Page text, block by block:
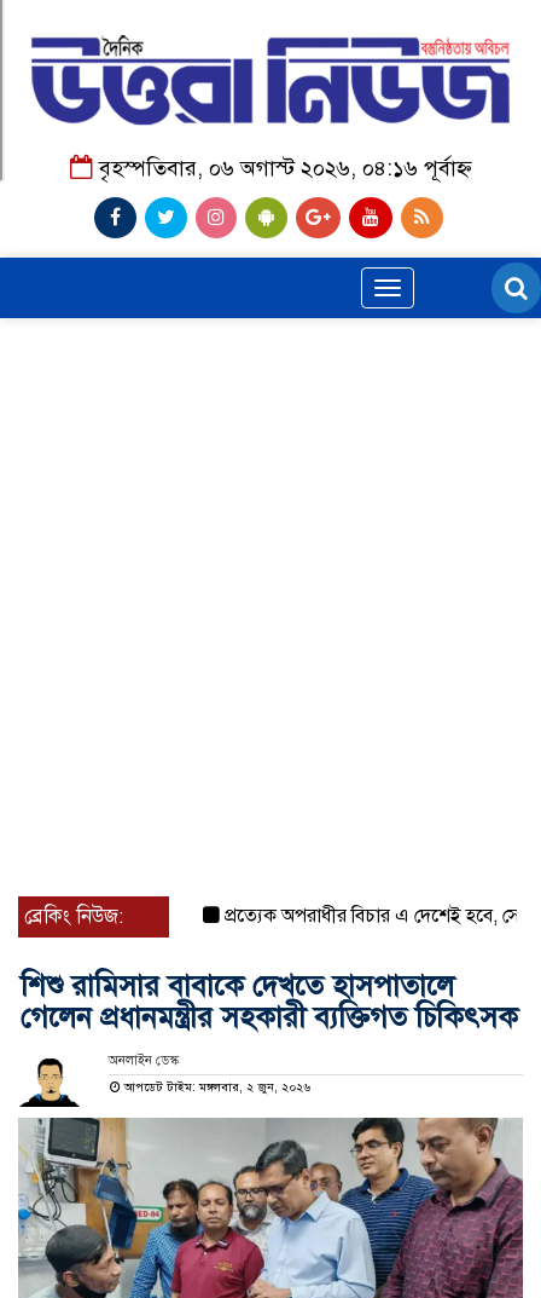
বৃহস্পতিবার, ০৬ অগাস্ট ২০২৬, ০৪:১৬ পূর্বাহ্ন
Toggle
navigation
ব্রেকিং নিউজ: প্রত্যেক অপরাধীর বিচার এ দেশেই হবে, সে যত
শিশু রামিসার বাবাকে দেখতে হাসপাতালে
গেলেন প্রধানমন্ত্রীর সহকারী ব্যক্তিগত চিকিৎসক
অনলাইন ডেস্ক
আপডেট টাইম: মঙ্গলবার, ২ জুন, ২০২৬